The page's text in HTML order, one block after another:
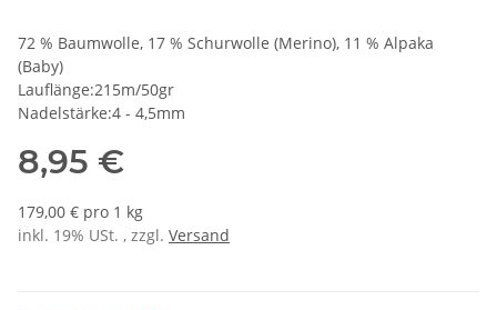
72 % Baumwolle, 17 % Schurwolle (Merino), 11 % Alpaka
(Baby)
Lauflänge:215m/50gr
Nadelstärke:4 - 4,5mm
8,95 €
179,00 € pro 1 kg
inkl. 19% USt. , zzgl. Versand